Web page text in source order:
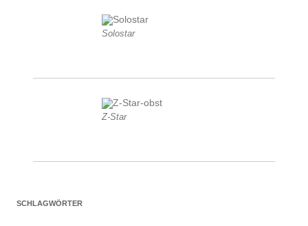
Solostar
Z-Star
SCHLAGWÖRTER